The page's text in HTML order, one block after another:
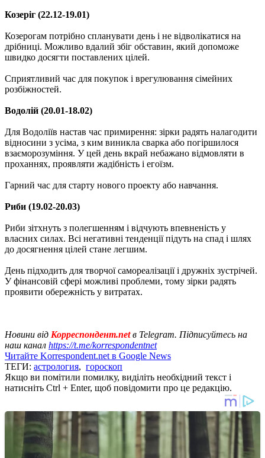
Козеріг (22.12-19.01)
Козерогам потрібно спланувати день і не відволікатися на
дрібниці. Можливо вдалий збіг обставин, який допоможе
швидко досягти поставлених цілей.
Сприятливий час для покупок і врегулювання сімейних
розбіжностей.
Водолій (20.01-18.02)
Для Водоліїв настав час примирення: зірки радять налагодити
відносини з усіма, з ким виникла сварка або погіршилося
взаєморозуміння. У цей день вкрай небажано відмовляти в
проханнях, проявляти жадібність і егоїзм.
Гарний час для старту нового проекту або навчання.
Риби (19.02-20.03)
Риби зітхнуть з полегшенням і відчують впевненість у
власних силах. Всі негативні тенденції підуть на спад і шлях
до досягнення цілей стане легшим.
День підходить для творчої самореалізації і дружніх зустрічей.
У фінансовій сфері можливі проблеми, тому зірки радять
проявити обережність у витратах.
Новини від Корреспондент.netв Telegram. Підписуйтесь на
наш канал https://t.me/korrespondentnet
Читайте Korrespondent.net в Google News
ТЕГИ: астрология, гороскоп
Якщо ви помітили помилку, виділіть необхідний текст і
натисніть Ctrl + Enter, щоб повідомити про це редакцію.